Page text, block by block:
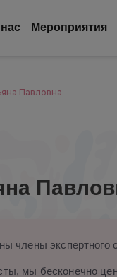
Mероприятия
Павловна
члены экспертного
мы бесконечно